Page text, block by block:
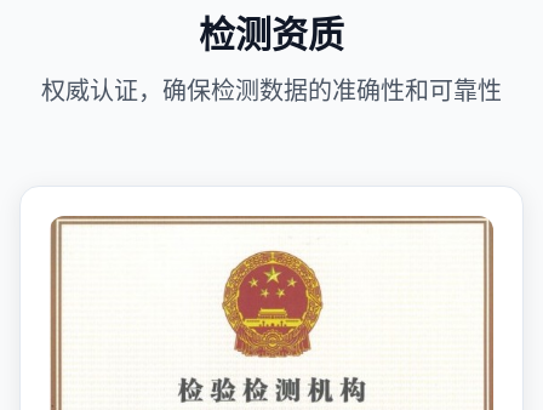
检测资质
权威认证，确保检测数据的准确性和可靠性